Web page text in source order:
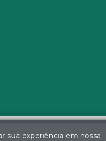
sua experiência em nossa